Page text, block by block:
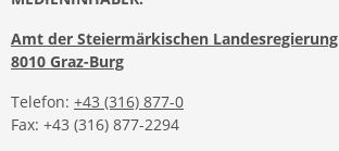
Amt der Steiermärkischen Landesregierung
8010 Graz-Burg
Telefon: +43 (316) 877-0
Fax: +43 (316) 877-2294